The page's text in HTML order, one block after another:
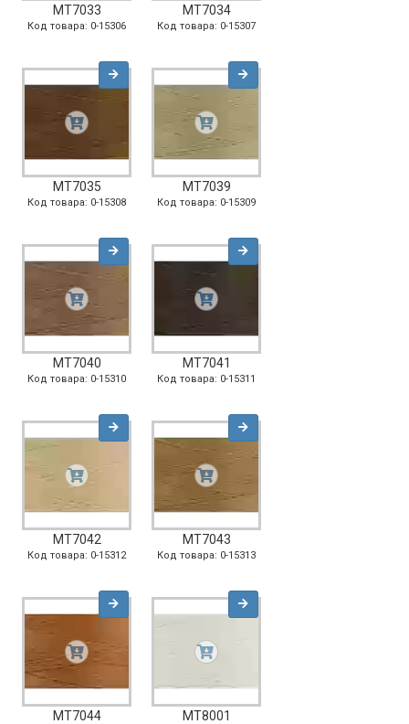
MT7033
Код товара: 0-15306
MT7034
Код товара: 0-15307
MT7035
Код товара: 0-15308
MT7039
Код товара: 0-15309
MT7040
Код товара: 0-15310
MT7041
Код товара: 0-15311
MT7042
Код товара: 0-15312
MT7043
Код товара: 0-15313
MT7044 MT8001